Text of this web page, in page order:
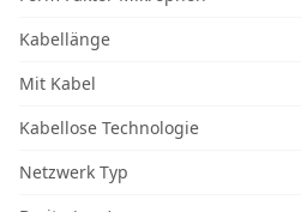
Kabellänge
Mit Kabel
Kabellose Technologie
Netzwerk Typ